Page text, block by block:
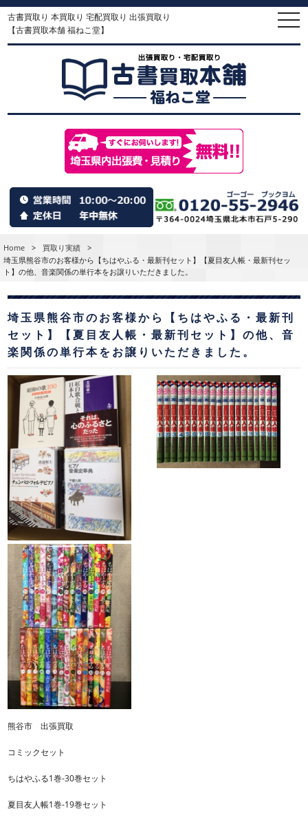
古書買取り 本買取り 宅配買取り 出張買取り
【古書買取本舗 福ねこ堂】
Home > 買取り実績
>
埼玉県熊谷市のお客様から【ちはやふる・最新刊セット】【夏目友人帳・最新刊セッ
ト】の他、音楽関係の単行本をお譲りいただきました。
埼玉県熊谷市のお客様から【ちはやふる・最新刊
セット】【夏目友人帳・最新刊セット】の他、音
楽関係の単行本をお譲りいただきました。
熊谷市 出張買取
コミックセット
ちはやふる1巻-30巻セット
夏目友人帳1巻-19巻セット